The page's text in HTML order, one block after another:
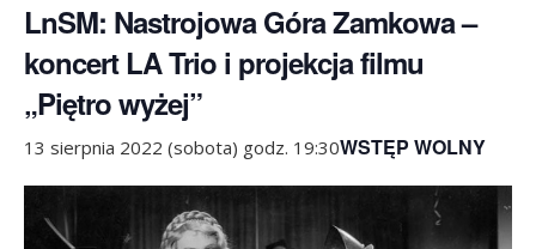
LnSM: Nastrojowa Góra Zamkowa –
koncert LA Trio i projekcja filmu
„Piętro wyżej”
13 sierpnia 2022 (sobota) godz. 19:30WSTĘP WOLNY